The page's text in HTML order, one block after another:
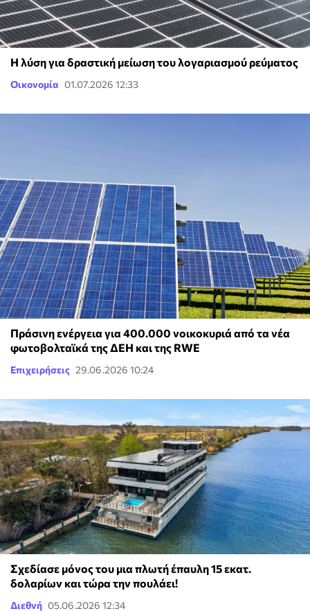
Η λύση για δραστική μείωση του λογαριασμού ρεύματος
Οικονομία 01.07.2026 12:33
Πράσινη ενέργεια για 400.000 νοικοκυριά από τα νέα
φωτοβολταϊκά της ΔΕΗ και της RWE
Επιχειρήσεις 29.06.2026 10:24
Σχεδίασε μόνος του μια πλωτή έπαυλη 15 εκατ.
δολαρίων και τώρα την πουλάει!
Διεθνή 05.06.2026 12:34